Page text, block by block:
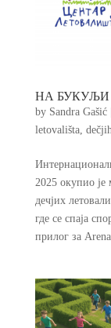
НА
by Sandra Gašić|
letovališta,
2025 окупио је
дечјих
где се спаја
прилог за